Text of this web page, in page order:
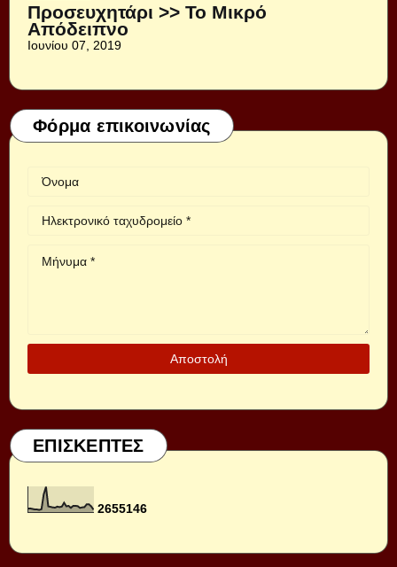
Προσευχητάρι >> Το Μικρό
Απόδειπνο
Ιουνίου 07, 2019
Φόρμα επικοινωνίας
ΕΠΙΣΚΕΠΤΕΣ
2655146